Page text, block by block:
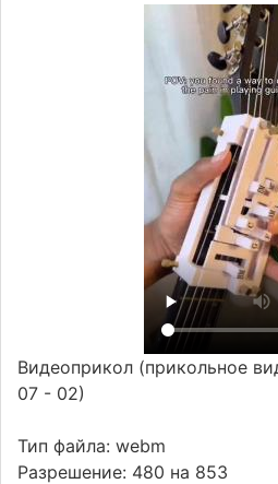
Видеоприкол (прикольное
07 - 02)
Тип файла: webm
Разрешение: 480 на 853